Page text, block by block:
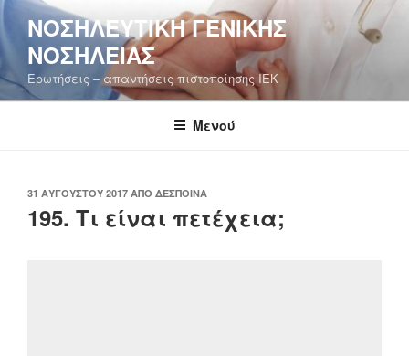
Μετάβαση
στο
περιεχόμενο
ΝΟΣΗΛΕΥΤΙΚΉ ΓΕΝΙΚΉΣ
ΝΟΣΗΛΕΊΑΣ
Ερωτήσεις – απαντήσεις πιστοποίησης ΙΕΚ
Μενού
ΔΗΜΟΣΙΕΎΤΗΚΕ
ΣΤΙΣ
31 ΑΥΓΟΎΣΤΟΥ 2017 ΑΠΌ ΔΈΣΠΟΙΝΑ
195. Τι είναι πετέχεια;